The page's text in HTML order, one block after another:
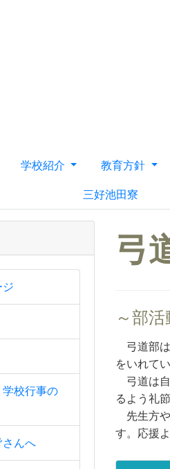
学校紹介 教育方針
三好池田寮
ジ
校行事の
さんへ
弓
～部活
弓道部は
をいれて
弓道は自
るよう礼
先生方や
す。応援